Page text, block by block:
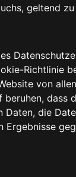
geltend zu
Richtlinie
von
dass
Daten, die
Ergebnisse